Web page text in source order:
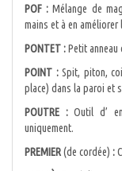
POF : Mélange de
mains et à en améliorer
PONTET :Petit anneau
POINT :Spit, piton,
place) dans la paroi et
POUTRE :Outil d’
uniquement.
PREMIER(de cordée) :